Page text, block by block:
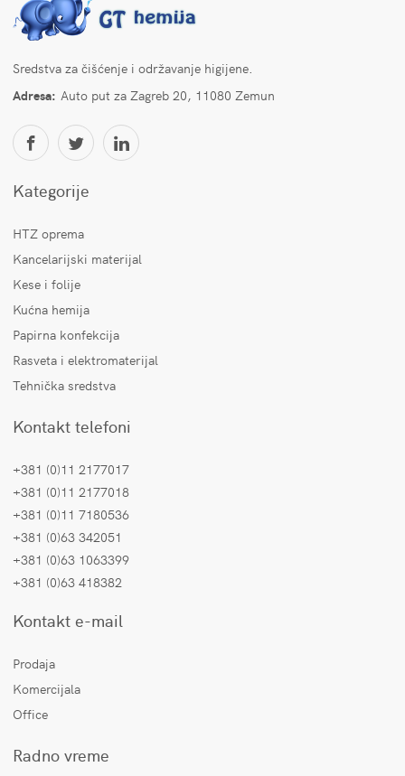
Sredstva za čišćenje i održavanje higijene.
Adresa: Auto put za Zagreb 20, 11080 Zemun
Kategorije
HTZ oprema
Kancelarijski materijal
Kese i folije
Kućna hemija
Papirna konfekcija
Rasveta i elektromaterijal
Tehnička sredstva
Kontakt telefoni
+381 (0)11 2177017
+381 (0)11 2177018
+381 (0)11 7180536
+381 (0)63 342051
+381 (0)63 1063399
+381 (0)63 418382
Kontakt e-mail
Prodaja
Komercijala
Office
Radno vreme